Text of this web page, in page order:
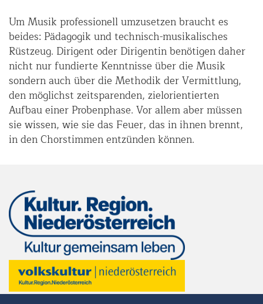
Um Musik professionell umzusetzen braucht es
beides: Pädagogik und technisch-musikalisches
Rüstzeug. Dirigent oder Dirigentin benötigen daher
nicht nur fundierte Kenntnisse über die Musik
sondern auch über die Methodik der Vermittlung,
den möglichst zeitsparenden, zielorientierten
Aufbau einer Probenphase. Vor allem aber müssen
sie wissen, wie sie das Feuer, das in ihnen brennt,
in den Chorstimmen entzünden können.